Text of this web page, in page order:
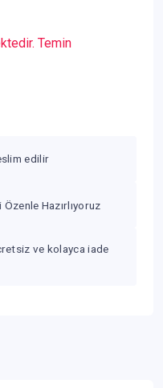
Temin
edilir
Hazırlıyoruz
ve kolayca iade